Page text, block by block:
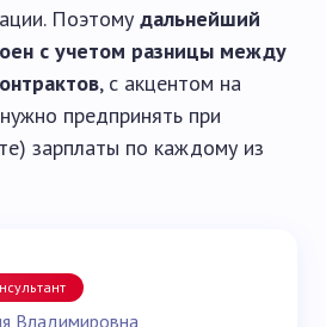
Поэтому дальнейший
с учетом разницы между
, с акцентом на
предпринять при
зарплаты по каждому из
Владимировна